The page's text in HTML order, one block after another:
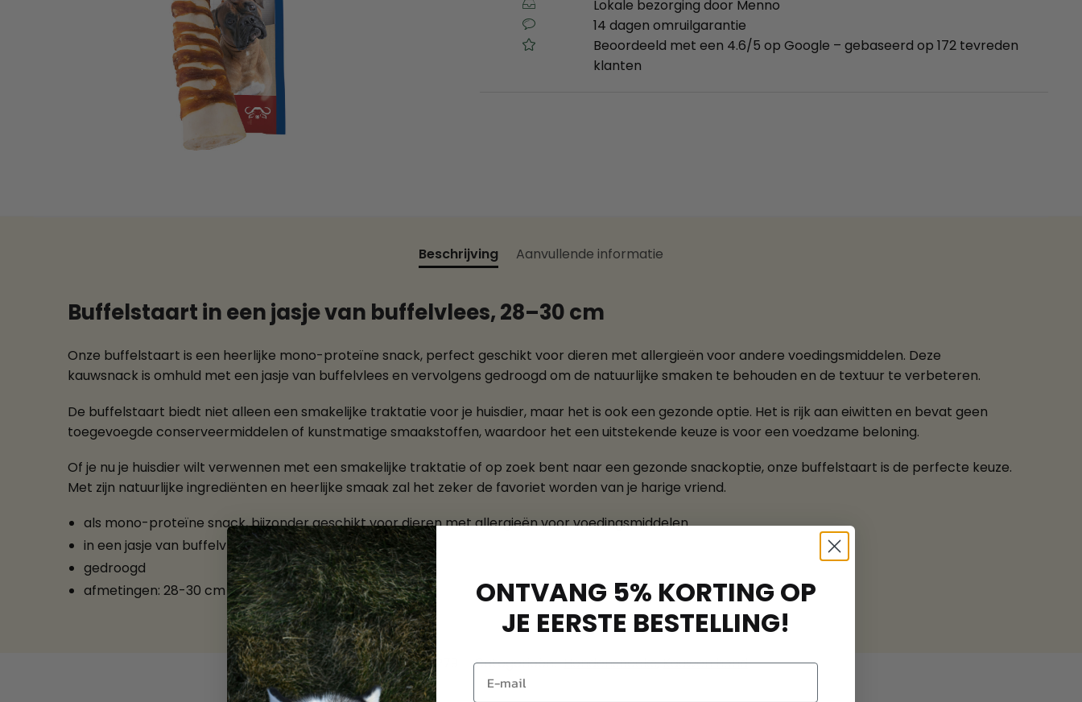
Lokale bezorging door Menno
14 dagen omruilgarantie
Beoordeeld met een 4.6/5 op Google – gebaseerd op 172 tevreden
klanten
Beschrijving Aanvullende informatie
Buffelstaart in een jasje van buffelvlees, 28–30 cm
Onze buffelstaart is een heerlijke mono-proteïne snack, perfect geschikt voor dieren met allergieën voor andere voedingsmiddelen. Deze
kauwsnack is omhuld met een jasje van buffelvlees en vervolgens gedroogd om de natuurlijke smaken te behouden en de textuur te verbeteren.
De buffelstaart biedt niet alleen een smakelijke traktatie voor je huisdier, maar het is ook een gezonde optie. Het is rijk aan eiwitten en bevat geen
toegevoegde conserveermiddelen of kunstmatige smaakstoffen, waardoor het een uitstekende keuze is voor een voedzame beloning.
Of je nu je huisdier wilt verwennen met een smakelijke traktatie of op zoek bent naar een gezonde snackoptie, onze buffelstaart is de perfecte keuze.
Met zijn natuurlijke ingrediënten en heerlijke smaak zal het zeker de favoriet worden van je harige vriend.
als mono-proteïne snack, bijzonder geschikt voor dieren met allergieën voor voedingsmiddelen.
in een jasje van buffelvlees
gedroogd
afmetingen: 28-30 cm
SKU: 4011905271279 Categorieën: Hondensnacks,Kauwen hond
ONTVANG 5% KORTING OP
JE EERSTE BESTELLING!